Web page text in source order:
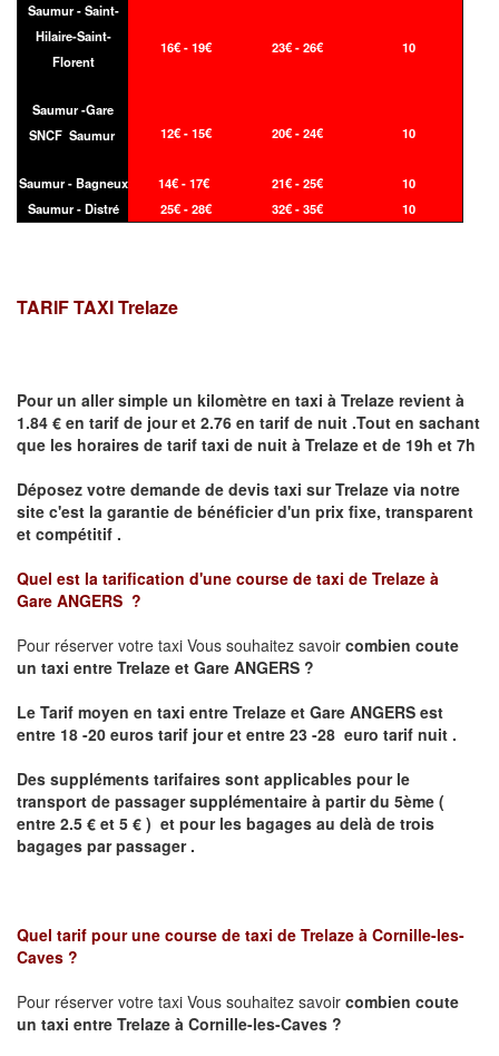
Saumur - Saint-
Hilaire-Saint-
Florent
16€ - 19€ 23€ - 26€ 10
Saumur -Gare
SNCF Saumur
12€ - 15€ 20€ - 24€ 10
Saumur - Bagneux 14€ - 17€ 21€ - 25€
10
Saumur - Distré
25€ - 28€ 32€ - 35€ 10
TARIF TAXI Trelaze
Pour un aller simple un kilomètre en taxi à Trelaze revient à
1.84 € en tarif de jour et 2.76 en tarif de nuit .Tout en sachant
que les horaires de tarif taxi de nuit à Trelaze et de 19h et 7h
Déposez votre demande de devis taxi surTrelaze via notre
site c'est la garantie de bénéficier d'un prix fixe, transparent
et compétitif .
Quel est la tarification d'une course de taxi de Trelaze à
Gare ANGERS ?
Pour réserver votre taxi Vous souhaitez savoir combien coute
un taxi entre Trelaze et Gare ANGERS ?
Le Tarif moyen en taxi entre Trelaze et Gare ANGERS est
entre 18 -20 euros tarif jour et entre 23 -28 euro tarif nuit .
Des suppléments tarifaires sont applicables pour le
transport de passager supplémentaire à partir du 5ème (
entre 2.5 € et 5 € ) et pour les bagages au delà de trois
bagages par passager .
Quel tarif pour une course de taxi de Trelaze à Cornille-les-
Caves ?
Pour réserver votre taxi Vous souhaitez savoir combien coute
un taxi entre Trelaze à Cornille-les-Caves ?